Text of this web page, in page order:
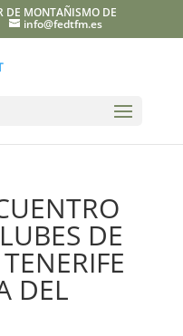
DE MONTAÑISMO DE
info@fedtfm.es
DE
DEL